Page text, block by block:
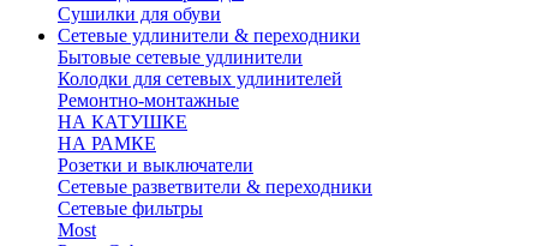
Сушилки для обуви
Сетевые удлинители & переходники
Бытовые сетевые удлинители
Колодки для сетевых удлинителей
Ремонтно-монтажные
НА КАТУШКЕ
НА РАМКЕ
Розетки и выключатели
Сетевые разветвители & переходники
Сетевые фильтры
Most